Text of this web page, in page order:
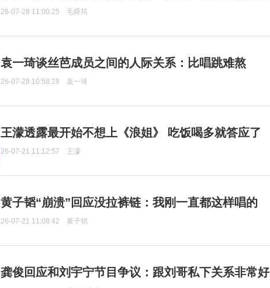
26-07-28 11:00:25 毛舜筠
袁一琦谈丝芭成员之间的人际关系：比唱跳难熬
26-07-28 10:58:28 袁一琦
王濛透露最开始不想上《浪姐》 吃饭喝多就答应了
26-07-21 11:12:57 王濛
黄子韬“崩溃”回应没拉裤链：我刚一直都这样唱的
26-07-21 11:08:42 黄子韬
龚俊回应和刘宇宁节目争议：跟刘哥私下关系非常好